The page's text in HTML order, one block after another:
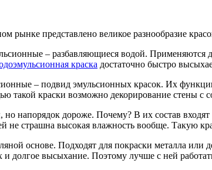
рынке представлено великое разнообразие
– разбавляющиеся водой. Применяются
краска достаточно быстро
– подвид эмульсионных красок. Их
такой краски возможно декорирование стены с
напорядок дороже. Почему? В их состав
страшна высокая влажность вообще. Такую
основе. Подходят для покраски металла или
долгое высыхание. Поэтому лучше с ней